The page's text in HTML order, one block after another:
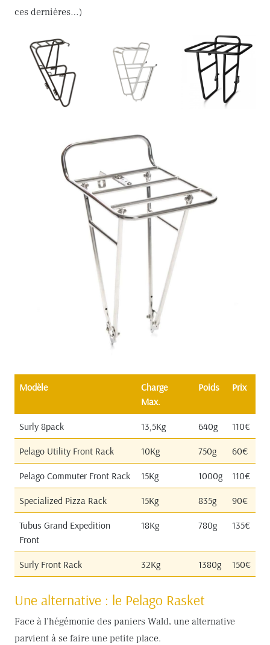
ces dernières…)
Modèle
Charge
Max.
Poids Prix
Surly 8pack 13,5Kg 640g 110€
Pelago Utility Front Rack 10Kg 750g 60€
Pelago Commuter Front Rack 15Kg 1000g 110€
Specialized Pizza Rack 15Kg 835g 90€
Tubus Grand Expedition
Front
18Kg 780g 135€
Surly Front Rack 32Kg 1380g 150€
Une alternative : le Pelago Rasket
Face à l’hégémonie des paniers Wald, une alternative
parvient à se faire une petite place.